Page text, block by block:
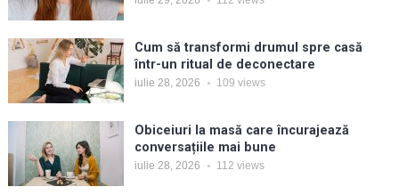
Cum să transformi drumul spre casă
într-un ritual de deconectare
iulie 28, 2026 109 views
Obiceiuri la masă care încurajează
conversațiile mai bune
iulie 28, 2026 112 views